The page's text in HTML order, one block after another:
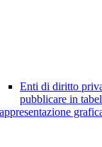
Enti di diritto
pubblicare in